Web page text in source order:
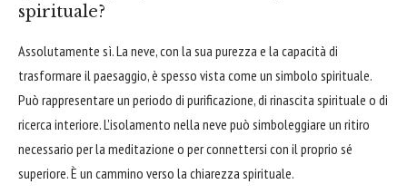
spirituale?
Assolutamente sì. La neve, con la sua purezza e la capacità di
trasformare il paesaggio, è spesso vista come un simbolo spirituale.
Può rappresentare un periodo di purificazione, di rinascita spirituale o di
ricerca interiore. L'isolamento nella neve può simboleggiare un ritiro
necessario per la meditazione o per connettersi con il proprio sé
superiore. È un cammino verso la chiarezza spirituale.